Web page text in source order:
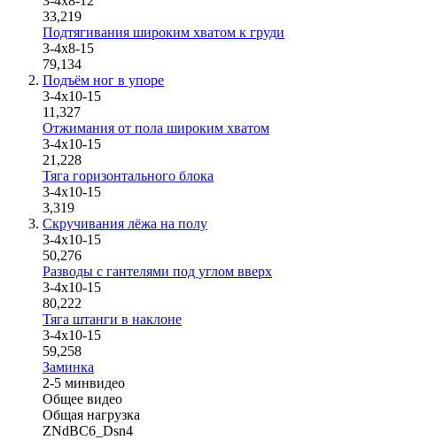
33,219
Подтягивания широким хватом к груди
3-4х8-15
79,134
Подъём ног в упоре
3-4х10-15
11,327
Отжимания от пола широким хватом
3-4х10-15
21,228
Тяга горизонтального блока
3-4х10-15
3,319
Скручивания лёжа на полу
3-4х10-15
50,276
Разводы с гантелями под углом вверх
3-4x10-15
80,222
Тяга штанги в наклоне
3-4х10-15
59,258
Заминка
2-5 минвидео
Общее видео
Общая нагрузка
ZNdBC6_Dsn4